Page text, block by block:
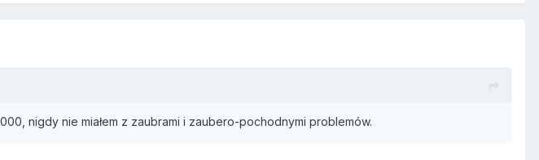
nigdy nie miałem z zaubrami i zaubero-pochodnymi problemów.